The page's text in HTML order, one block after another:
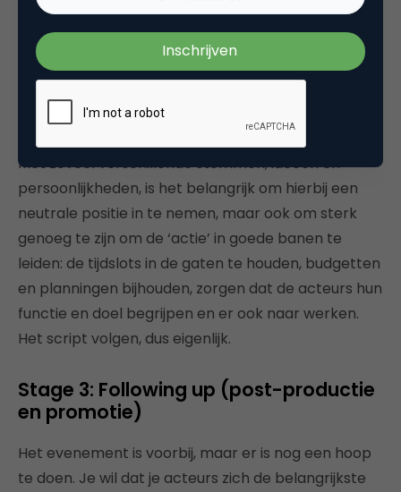
voor de te nemen stappen om de doelen die ze zelf
hebben gekozen te bereiken. Aan het eind van
deze akte is er overeenstemming over de strategie
(de richting) en hoe deze te bereiken.
Met zoveel verschillende stemmen, ideeën en
persoonlijkheden, is het belangrijk om hierbij een
neutrale positie in te nemen, maar ook om sterk
genoeg te zijn om de ‘actie’ in goede banen te
leiden: de tijdslots in de gaten te houden, budgetten
en planningen bijhouden, zorgen dat de acteurs hun
functie en doel begrijpen en er ook naar werken.
Het script volgen, dus eigenlijk.
Stage 3: Following up (post-productie
en promotie)
Het evenement is voorbij, maar er is nog een hoop
te doen. Je wil dat je acteurs zich de belangrijkste